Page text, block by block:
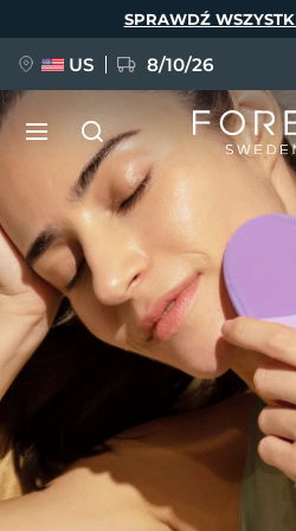
SPRAWDŹ
US 8/10/26
NOWOŚĆ
FAQ™ Pure Beauty-Tech
BREAKING NEWS
issa™ Teeth Whitening Set
Język
English Deutsch
Français
Italiano
Svenska
Türkçe
简体中文